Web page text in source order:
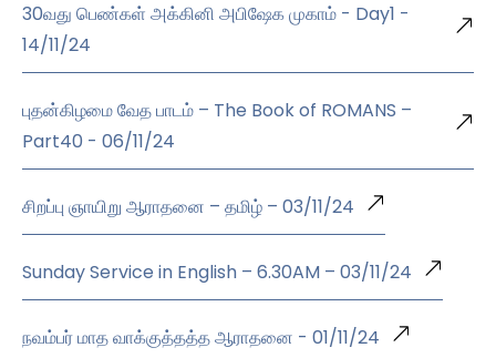
30வது பெண்கள் அக்கினி அபிஷேக முகாம் - Day1 -
14/11/24
புதன்கிழமை வேத பாடம் – The Book of ROMANS –
Part40 - 06/11/24
சிறப்பு ஞாயிறு ஆராதனை – தமிழ் – 03/11/24
Sunday Service in English – 6.30AM – 03/11/24
நவம்பர் மாத வாக்குத்தத்த ஆராதனை - 01/11/24